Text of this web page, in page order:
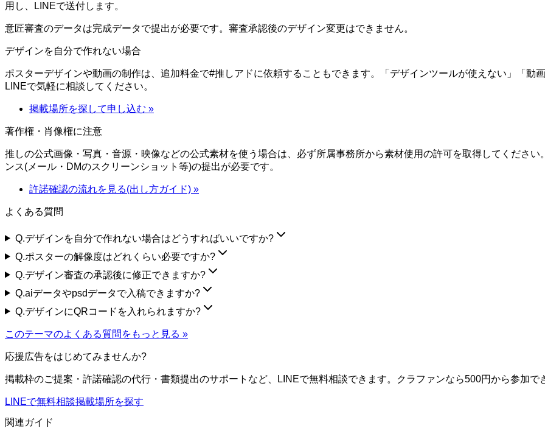
用し、LINEで送付します。
意匠審査のデータは完成データで提出が必要です。審査承認後のデザイン変更はできません。
デザインを自分で作れない場合
ポスターデザインや動画の制作は、追加料金で#推しアドに依頼することもできます。「デザインツールが使えない」「動
LINEで気軽に相談してください。
掲載場所を探して申し込む »
著作権・肖像権に注意
推しの公式画像・写真・音源・映像などの公式素材を使う場合は、必ず所属事務所から素材使用の許可を取得してくださ
ンス(メール・DMのスクリーンショット等)の提出が必要です。
許諾確認の流れを見る(出し方ガイド) »
よくある質問
Q.デザインを自分で作れない場合はどうすればいいですか?
Q.ポスターの解像度はどれくらい必要ですか?
Q.デザイン審査の承認後に修正できますか?
Q.aiデータやpsdデータで入稿できますか?
Q.デザインにQRコードを入れられますか?
このテーマのよくある質問をもっと見る »
応援広告をはじめてみませんか?
掲載枠のご提案・許諾確認の代行・書類提出のサポートなど、LINEで無料相談できます。クラファンなら500円から参加で
LINEで無料相談掲載場所を探す
関連ガイド